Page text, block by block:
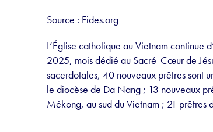
Source : Fides.org
L’Église catholique au Vietnam continue
2025, mois dédié au Sacré-Cœur de
sacerdotales, 40 nouveaux prêtres sont
le diocèse de Da Nang ; 13 nouveaux
Mékong, au sud du Vietnam ; 21